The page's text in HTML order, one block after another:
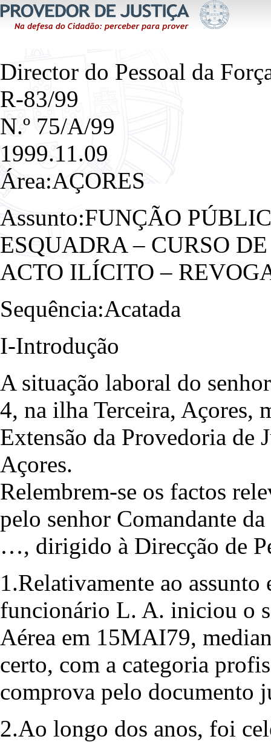
Director do Pessoal da
R-83/99
N.º 75/A/99
1999.11.09
Área:AÇORES
Assunto:FUNÇÃO
ESQUADRA – CURSO
ACTO ILÍCITO –
Sequência:Acatada
I-Introdução
A situação laboral do
4, na ilha Terceira, Açores,
Extensão da Provedoria de
Açores.
Relembrem-se os factos
pelo senhor Comandante
…, dirigido à Direcção de
1.Relativamente ao
funcionário L. A. iniciou o
Aérea em 15MAI79,
certo, com a categoria
comprova pelo documento
2.Ao longo dos anos, foi